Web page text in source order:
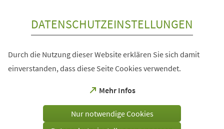
DATENSCHUTZEINSTELLUNGEN
Durch die Nutzung dieser Website erklären Sie sich damit
einverstanden, dass diese Seite Cookies verwendet.
Mehr Infos
(Öffnet
einem
Nur notwendige Cookies